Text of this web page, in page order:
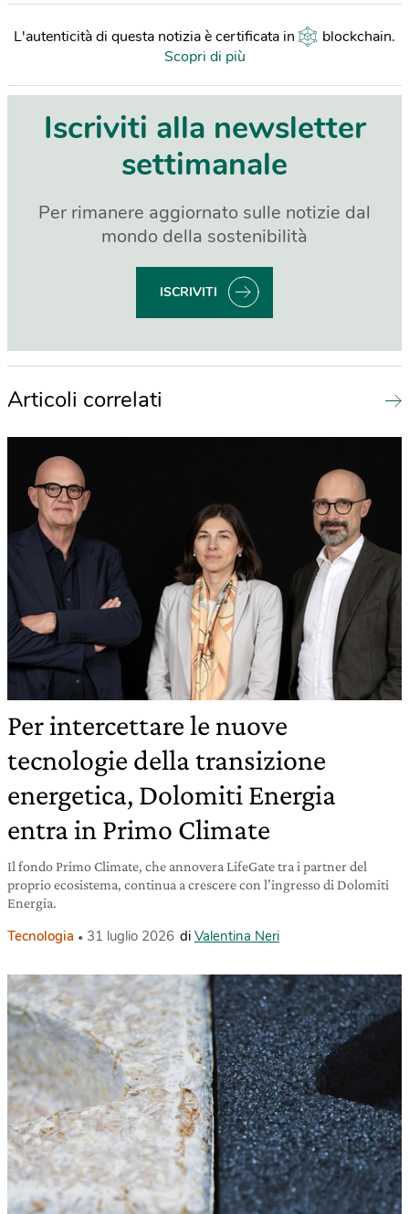
L'autenticità di questa notizia è certificata in blockchain.
Scopri di più
Iscriviti alla newsletter
settimanale
Per rimanere aggiornato sulle notizie dal
mondo della sostenibilità
ISCRIVITI
Articoli correlati
Per intercettare le nuove
tecnologie della transizione
energetica, Dolomiti Energia
entra in Primo Climate
Il fondo Primo Climate, che annovera LifeGate tra i partner del
proprio ecosistema, continua a crescere con l’ingresso di Dolomiti
Energia.
Tecnologia 31 luglio 2026 di Valentina Neri